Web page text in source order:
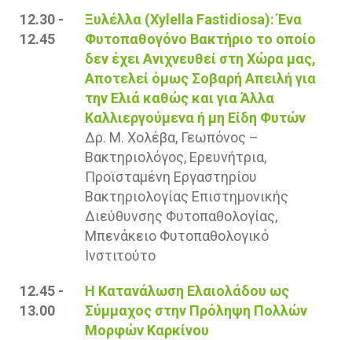
12.30 -
12.45
Ξυλέλλα (Xylella Fastidiosa): Ένα
Φυτοπαθογόνο Βακτήριο το οποίο
δεν έχει Ανιχνευθεί στη Χώρα μας,
Αποτελεί όμως Σοβαρή Απειλή για
την Ελιά καθώς και για Άλλα
Καλλιεργούμενα ή μη Είδη Φυτών
Δρ. Μ. Χολέβα, Γεωπόνος –
Βακτηριολόγος, Ερευνήτρια,
Προϊσταμένη Εργαστηρίου
Βακτηριολογίας Επιστημονικής
Διεύθυνσης Φυτοπαθολογίας,
Μπενάκειο Φυτοπαθολογικό
Ινστιτούτο
12.45 -
13.00
Η Κατανάλωση Ελαιολάδου ως
Σύμμαχος στην Πρόληψη Πολλών
Μορφών Καρκίνου